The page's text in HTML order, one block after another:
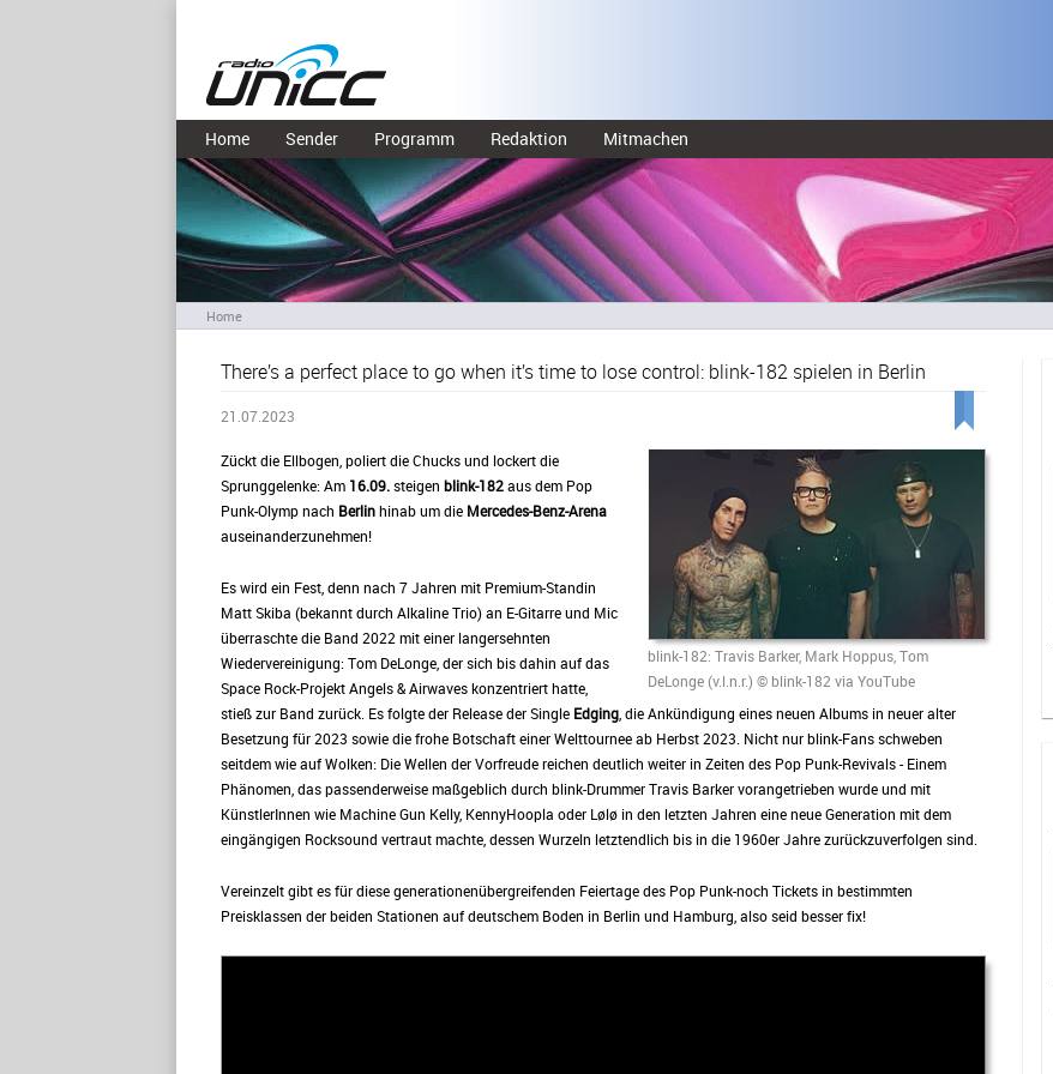
Home Sender Programm Redaktion Mitmachen
Home
There’s a perfect place to go when it’s time to lose control: blink-182 spielen in Berlin
21.07.2023
blink-182: Travis Barker, Mark Hoppus, Tom
DeLonge (v.l.n.r.) © blink-182 via YouTube
Zückt die Ellbogen, poliert die Chucks und lockert die
Sprunggelenke: Am 16.09.steigen blink-182aus dem Pop
Punk-Olymp nach Berlinhinab um die Mercedes-Benz-Arena
auseinanderzunehmen!
Es wird ein Fest, denn nach 7 Jahren mit Premium-Standin
Matt Skiba (bekannt durch Alkaline Trio) an E-Gitarre und Mic
überraschte die Band 2022 mit einer langersehnten
Wiedervereinigung: Tom DeLonge, der sich bis dahin auf das
Space Rock-Projekt Angels & Airwaves konzentriert hatte,
stieß zur Band zurück. Es folgte der Release der Single Edging , die Ankündigung eines neuen Albums in neuer alter
Besetzung für 2023 sowie die frohe Botschaft einer Welttournee ab Herbst 2023. Nicht nur blink-Fans schweben
seitdem wie auf Wolken: Die Wellen der Vorfreude reichen deutlich weiter in Zeiten des Pop Punk-Revivals - Einem
Phänomen, das passenderweise maßgeblich durch blink-Drummer Travis Barker vorangetrieben wurde und mit
KünstlerInnen wie Machine Gun Kelly, KennyHoopla oder Lølø in den letzten Jahren eine neue Generation mit dem
eingängigen Rocksound vertraut machte, dessen Wurzeln letztendlich bis in die 1960er Jahre zurückzuverfolgen sind.
Vereinzelt gibt es für diese generationenübergreifenden Feiertage des Pop Punk-noch Tickets in bestimmten
Preisklassen der beiden Stationen auf deutschem Boden in Berlin und Hamburg, also seid besser fix!